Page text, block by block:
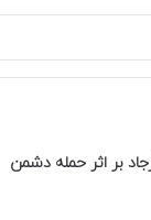
بر اثر حمله دشمن